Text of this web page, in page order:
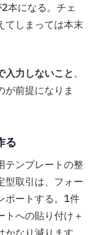
本になる。チェ
てしまっては本末
入力しないこと。
が前提になりま
る
テンプレートの整
型取引は、フォー
ポートする。1件
への貼り付け＋